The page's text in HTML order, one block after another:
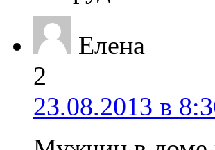
Елена
2
23.08.2013 в